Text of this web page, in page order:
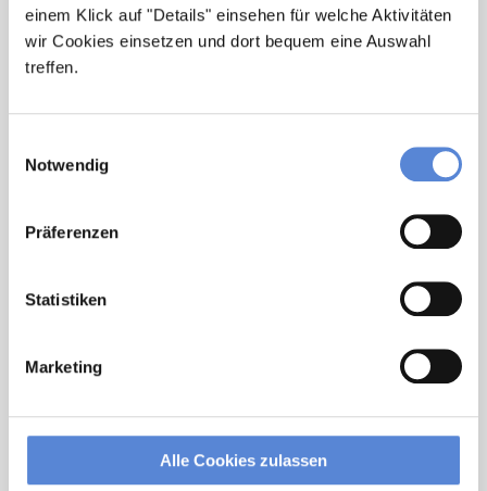
einem Klick auf "Details" einsehen für welche Aktivitäten
wir Cookies einsetzen und dort bequem eine Auswahl
treffen.
Notwendig
Präferenzen
Statistiken
Marketing
Alle Cookies zulassen
Jetzt zur kostenlosen Stellenanfrage
Kontakt
Tel.: +49 (0) 521 / 911 730 33